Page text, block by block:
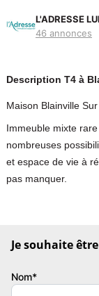
L'ADRESSE
46 annonces
Description T4 à
Maison Blainville
Immeuble mixte
nombreuses
et espace de vie à
pas manquer.
de Blainville-sur-
les investisseurs,
Je souhaite
Nom*